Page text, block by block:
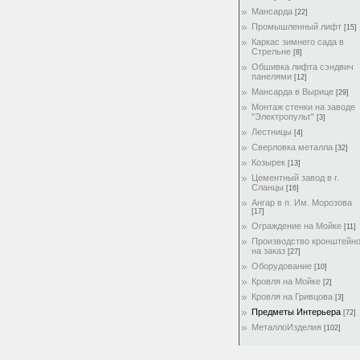
Мансарда [22]
Промышленный лифт [15]
Каркас зимнего сада в
Стрельне [8]
Обшивка лифта сэндвич
панелями [12]
Мансарда в Вырице [29]
Монтаж стенки на заводе
"Электропульт" [3]
Лестницы [4]
Сверловка металла [32]
Козырек [13]
Цементный завод в г.
Сланцы [16]
Ангар в п. Им. Морозова
[17]
Ограждение на Мойке [11]
Производство
на заказ [27]
Оборудование [10]
Кровля на Мойке [2]
Кровля на Гривцова [3]
Предметы Интерьера [72]
МеталлоИзделия [102]